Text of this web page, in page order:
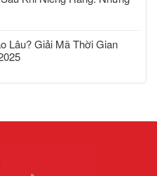
Lâu? Giải Mã Thời Gian